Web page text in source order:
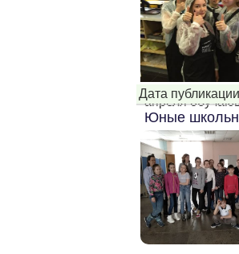
апреля
Дата
Юные